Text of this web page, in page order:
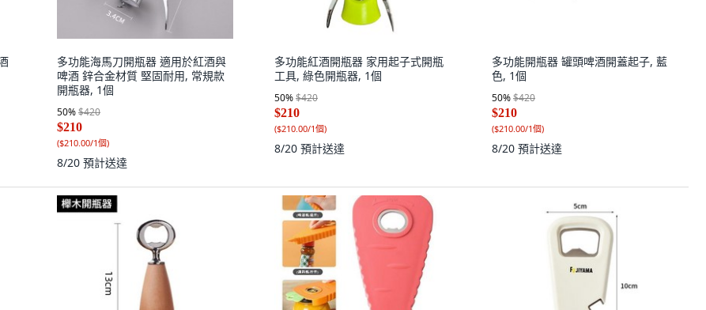
多功能海馬刀開瓶器 適用於紅酒與
啤酒 鋅合金材質 堅固耐用, 常規款
開瓶器, 1個
50%$420
$210
($210.00/1個)
8/20 預計送達
多功能紅酒開瓶器 家用起子式開瓶
工具, 綠色開瓶器, 1個
50%$420
$210
($210.00/1個)
8/20 預計送達
多功能開瓶器 罐頭啤酒開蓋起子, 藍
色, 1個
50%$420
$210
($210.00/1個)
8/20 預計送達